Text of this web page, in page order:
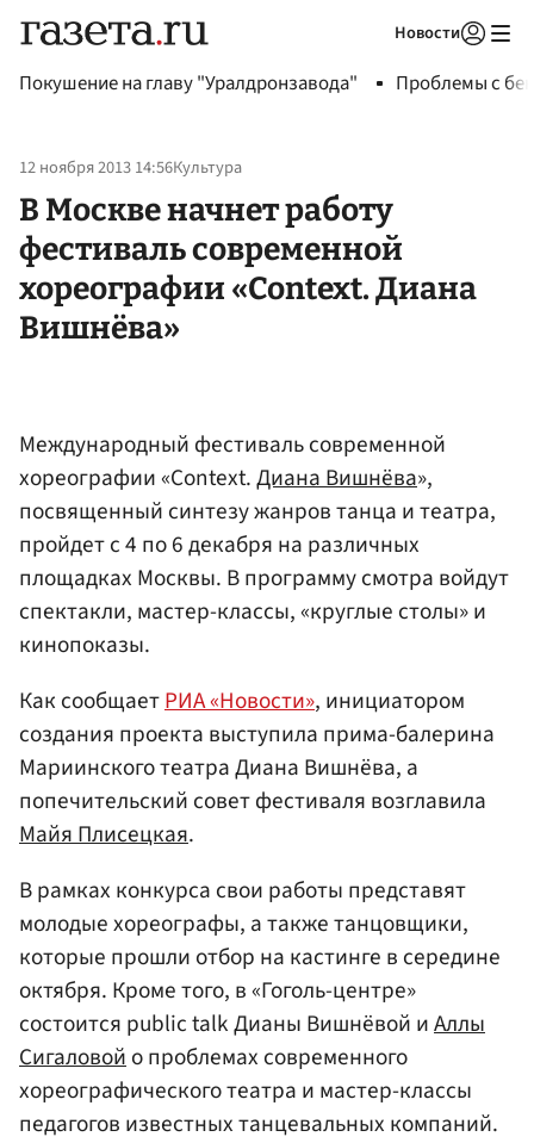
Новости
Покушение на главу "Уралдронзавода" Проблемы с
12 ноября 2013 14:56Культура
В Москве начнет работу
фестиваль современной
хореографии «Context. Диана
Вишнёва»
Международный фестиваль современной
хореографии «Context.Диана Вишнёва»,
посвященный синтезу жанров танца и театра,
пройдет с 4 по 6 декабря на различных
площадках Москвы. В программу смотра войдут
спектакли, мастер-классы, «круглые столы» и
кинопоказы.
Как сообщаетРИА «Новости», инициатором
создания проекта выступила прима-балерина
Мариинского театра Диана Вишнёва, а
попечительский совет фестиваля возглавила
Майя Плисецкая.
В рамках конкурса свои работы представят
молодые хореографы, а также танцовщики,
которые прошли отбор на кастинге в середине
октября. Кроме того, в «Гоголь-центре»
состоится public talk Дианы Вишнёвой иАллы
Сигаловойо проблемах современного
хореографического театра и мастер-классы
педагогов известных танцевальных компаний.